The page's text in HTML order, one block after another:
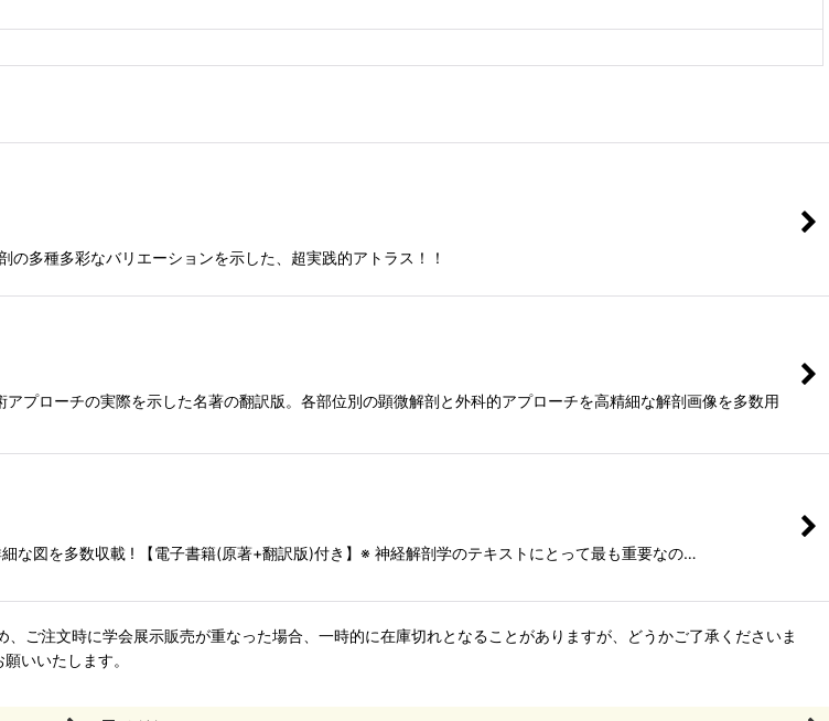
多種多彩なバリエーションを示した、超実践的アトラス！！
プローチの実際を示した名著の翻訳版。各部位別の顕微解剖と外科的アプローチを高精細な解剖画像を多数用
図を多数収載 ! 【電子書籍(原著+翻訳版)付き】※ 神経解剖学のテキストにとって最も重要なの…
ご注文時に学会展示販売が重なった場合、一時的に在庫切れとなることがありますが、どうかご了承くださいま
いいたします。